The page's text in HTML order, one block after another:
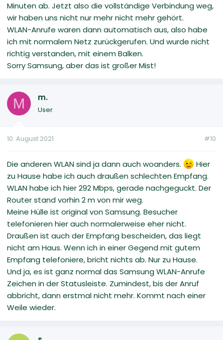
Minuten ab. Jetzt also die vollständige Verbindung weg,
wir haben uns nicht nur mehr nicht mehr gehört.
WLAN-Anrufe waren dann automatisch aus, also habe
ich mit normalem Netz zurückgerufen. Und wurde nicht
richtig verstanden, mit einem Balken.
Sorry Samsung, aber das ist großer Mist!
M m.
User
10. August 2021 #10
Die anderen WLAN sind ja dann auch woanders.
Hier
zu Hause habe ich auch draußen schlechten Empfang.
WLAN habe ich hier 292 Mbps, gerade nachgeguckt. Der
Router stand vorhin 2 m von mir weg.
Meine Hülle ist original von Samsung. Besucher
telefonieren hier auch normalerweise eher nicht.
Draußen ist auch der Empfang bescheiden, das liegt
nicht am Haus. Wenn ich in einer Gegend mit gutem
Empfang telefoniere, bricht nichts ab. Nur zu Hause.
Und ja, es ist ganz normal das Samsung WLAN-Anrufe
Zeichen in der Statusleiste. Zumindest, bis der Anruf
abbricht, dann erstmal nicht mehr. Kommt nach einer
Weile wieder.